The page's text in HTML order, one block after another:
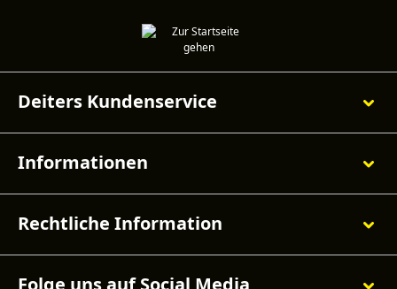
Deiters Kundenservice
Informationen
Rechtliche Information
Folge uns auf Social Media